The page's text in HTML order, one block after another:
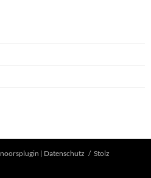
noorsplugin | Datenschutz
Stolz